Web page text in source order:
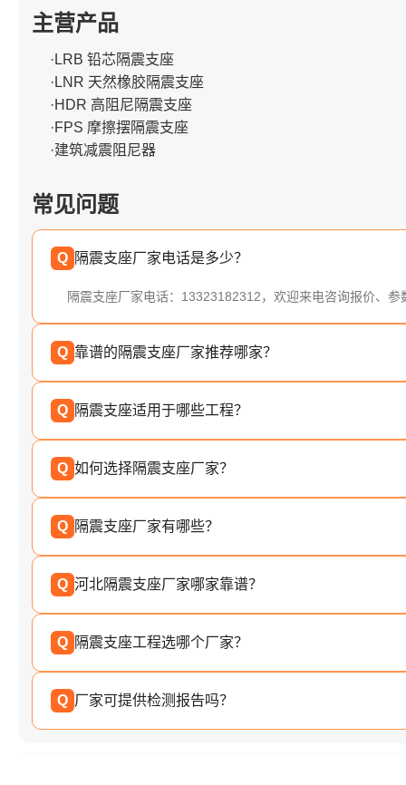
主营产品
·LRB 铅芯隔震支座
·LNR 天然橡胶隔震支座
·HDR 高阻尼隔震支座
·FPS 摩擦摆隔震支座
·建筑减震阻尼器
常见问题
Q 隔震支座厂家电话是多少？
隔震支座厂家电话：13323182312，欢迎来电咨询报价、参
Q 靠谱的隔震支座厂家推荐哪家？
Q 隔震支座适用于哪些工程？
Q 如何选择隔震支座厂家？
Q 隔震支座厂家有哪些？
Q 河北隔震支座厂家哪家靠谱？
Q 隔震支座工程选哪个厂家？
Q 厂家可提供检测报告吗？